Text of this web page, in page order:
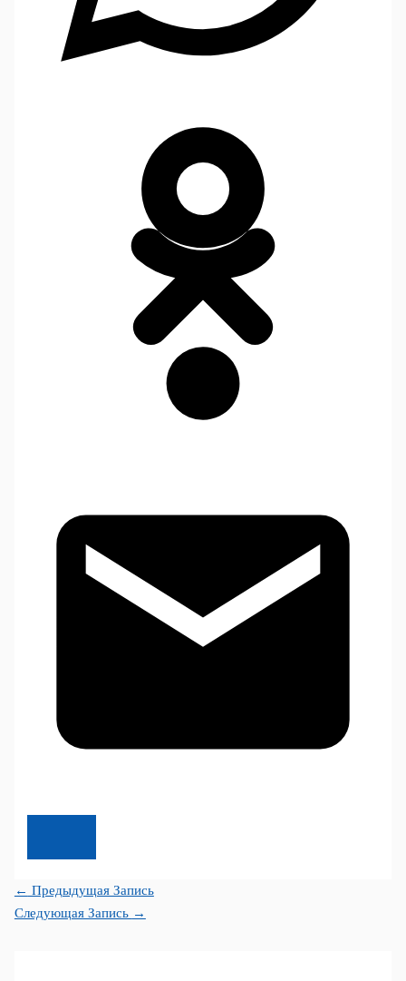
← Предыдущая Запись
Следующая Запись →